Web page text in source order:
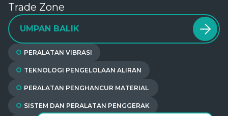
Trade Zone
UMPAN BALIK
PERALATAN VIBRASI
TEKNOLOGI PENGELOLAAN ALIRAN
PERALATAN PENGHANCUR MATERIAL
SISTEM DAN PERALATAN PENGGERAK